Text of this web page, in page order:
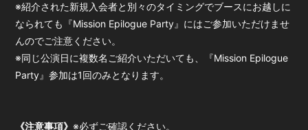
※紹介された新規入会者と別々のタイミングでブースにお越しに
なられても『Mission Epilogue Party』にはご参加いただけませ
んのでご注意ください。
※同じ公演日に複数名ご紹介いただいても、『Mission Epilogue
Party』参加は1回のみとなります。
《注意事項》※必ずご確認ください。